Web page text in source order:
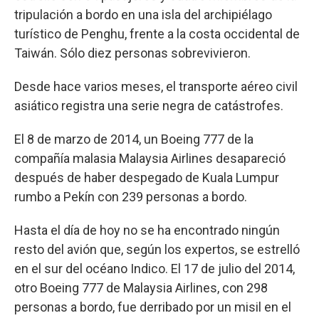
tripulación a bordo en una isla del archipiélago
turístico de Penghu, frente a la costa occidental de
Taiwán. Sólo diez personas sobrevivieron.
Desde hace varios meses, el transporte aéreo civil
asiático registra una serie negra de catástrofes.
El 8 de marzo de 2014, un Boeing 777 de la
compañía malasia Malaysia Airlines desapareció
después de haber despegado de Kuala Lumpur
rumbo a Pekín con 239 personas a bordo.
Hasta el día de hoy no se ha encontrado ningún
resto del avión que, según los expertos, se estrelló
en el sur del océano Indico. El 17 de julio del 2014,
otro Boeing 777 de Malaysia Airlines, con 298
personas a bordo, fue derribado por un misil en el